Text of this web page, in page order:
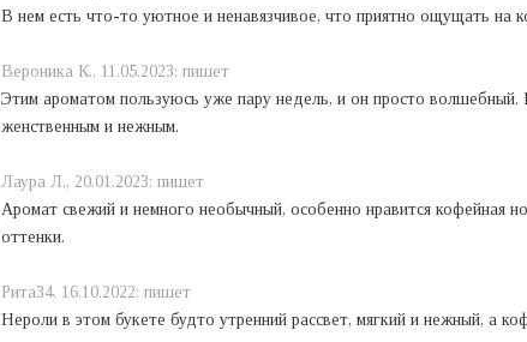
В нем есть что-то уютное и ненавязчивое, что приятно ощущать на
Вероника К., 11.05.2023: пишет
Этим ароматом пользуюсь уже пару недель, и он просто
женственным и нежным.
Лаура Л., 20.01.2023: пишет
Аромат свежий и немного необычный, особенно нравится кофейная
оттенки.
Рита34, 16.10.2022: пишет
Нероли в этом букете будто утренний рассвет, мягкий и нежный, а